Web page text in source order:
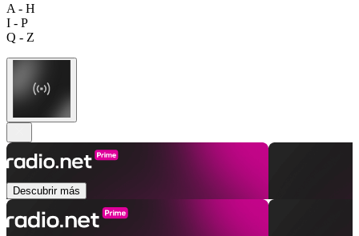
A - H
I - P
Q - Z
Descubrir más